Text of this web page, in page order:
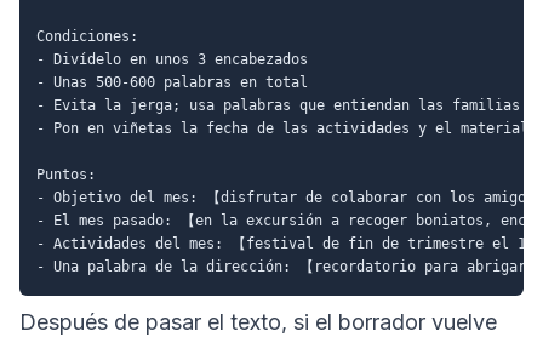
Condiciones:
- Divídelo en unos 3 encabezados
- Unas 500-600 palabras en total
- Evita la jerga; usa palabras que entiendan las familias
- Pon en viñetas la fecha de las actividades y el material
Puntos:
- Objetivo del mes: 【disfrutar de colaborar con los amigos
- El mes pasado: 【en la excursión a recoger boniatos,
- Actividades del mes: 【festival de fin de trimestre el 10
Después de pasar el texto, si el borrador vuelve